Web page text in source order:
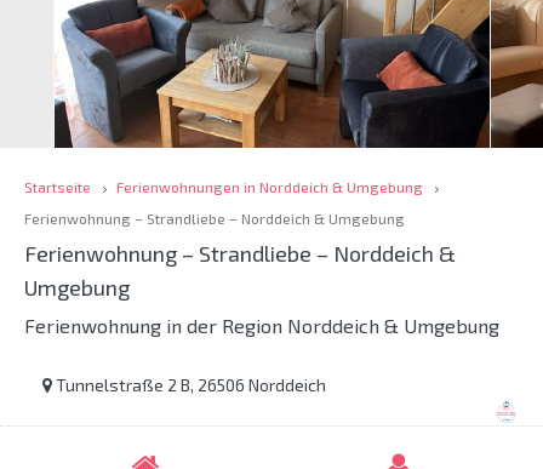
Startseite
Ferienwohnungen in Norddeich & Umgebung
Ferienwohnung – Strandliebe – Norddeich & Umgebung
Ferienwohnung – Strandliebe – Norddeich &
Umgebung
Ferienwohnung in der Region Norddeich & Umgebung
Tunnelstraße 2 B, 26506 Norddeich